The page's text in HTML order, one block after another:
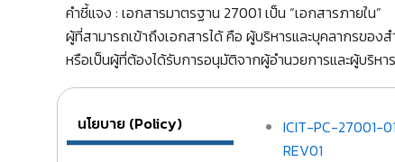
คำชี้แจง : เอกสารมาตรฐาน 27001 เป็น “เอกสารภายใน”
ผู้ที่สามารถเข้าถึงเอกสารได้ คือ ผู้บริหารและบุคลากรของ
หรือเป็นผู้ที่ต้องได้รับการอนุมัติจากผู้อำนวยการและผู้บริหา
นโยบาย (Policy)
ICIT-PC-27001-
REV01